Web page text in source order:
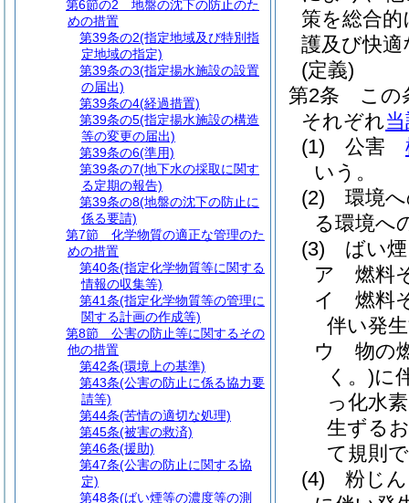
策を総合
護及び快
(定義)
第2条
この
それぞれ
(1)
公害
いう。
(2)
環境
る環境へ
(3)
ばい
ア
燃料
イ
燃料
伴い発
ウ
物の
く。)に
っ化水
生ずる
て規則
(4)
粉じ
第6節の2
地盤の沈下の防止のた
めの措置
第39条の2(指定地域及び特別指
定地域の指定)
第39条の3(指定揚水施設の設置
の届出)
第39条の4(経過措置)
第39条の5(指定揚水施設の構造
等の変更の届出)
第39条の6(準用)
第39条の7(地下水の採取に関す
る定期の報告)
第39条の8(地盤の沈下の防止に
係る要請)
第7節
化学物質の適正な管理のた
めの措置
第40条(指定化学物質等に関する
情報の収集等)
第41条(指定化学物質等の管理に
関する計画の作成等)
第8節
公害の防止等に関するその
他の措置
第42条(環境上の基準)
第43条(公害の防止に係る協力要
請等)
第44条(苦情の適切な処理)
第45条(被害の救済)
第46条(援助)
第47条(公害の防止に関する協
定)
第48条(ばい煙等の濃度等の測